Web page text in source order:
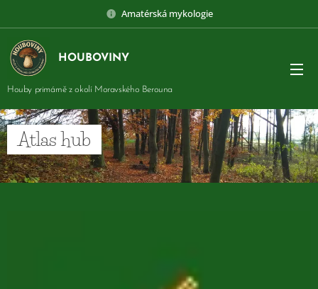
Amatérská mykologie
HOUBOVINY
Houby primárně z okolí Moravského Berouna
Atlas hub